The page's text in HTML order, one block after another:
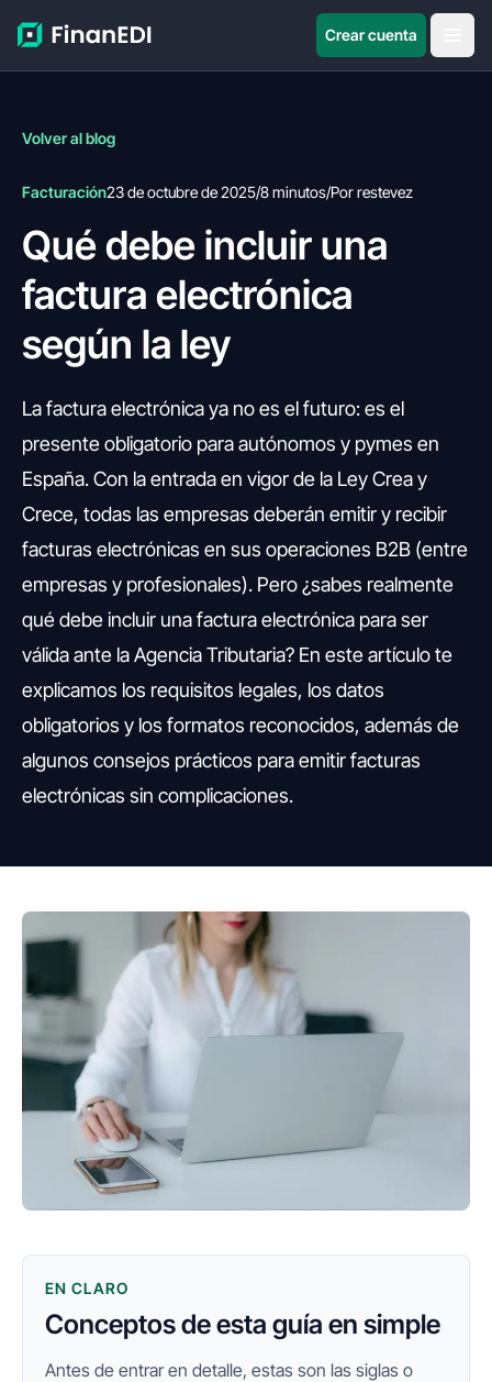
Crear cuenta
Volver al blog
Facturación23 de octubre de 2025/8 minutos/Por restevez
Qué debe incluir una
factura electrónica
según la ley
La factura electrónica ya no es el futuro: es el
presente obligatorio para autónomos y pymes en
España. Con la entrada en vigor de la Ley Crea y
Crece, todas las empresas deberán emitir y recibir
facturas electrónicas en sus operaciones B2B (entre
empresas y profesionales). Pero ¿sabes realmente
qué debe incluir una factura electrónica para ser
válida ante la Agencia Tributaria? En este artículo te
explicamos los requisitos legales, los datos
obligatorios y los formatos reconocidos, además de
algunos consejos prácticos para emitir facturas
electrónicas sin complicaciones.
EN CLARO
Conceptos de esta guía en simple
Antes de entrar en detalle, estas son las siglas o